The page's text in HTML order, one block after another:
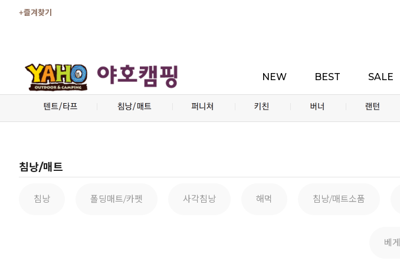
+즐겨찾기
NEW BEST SALE
침낭/매트
침낭 폴딩매트/카펫 사각침낭 해먹 침낭/매트소품
베게